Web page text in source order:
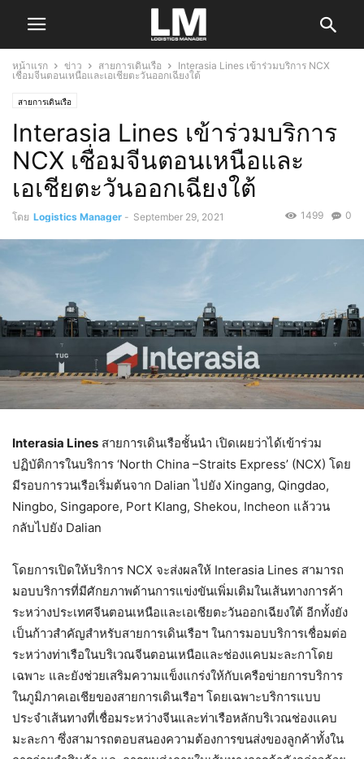
หน้าแรก ข่าว สายการเดินเรือ
Interasia Lines เข้าร่วมบริการ NCX
เชื่อมจีนตอนเหนือและเอเชียตะวันออกเฉียงใต้
สายการเดินเรือ
Interasia Lines เข้าร่วมบริการ
NCX เชื่อมจีนตอนเหนือและ
เอเชียตะวันออกเฉียงใต้
โดย Logistics Manager - September 29, 2021 0
1499
Interasia Lines สายการเดินเรือชั้นนำ เปิดเผยว่าได้เข้าร่วม
ปฏิบัติการในบริการ ‘North China –Straits Express’ (NCX) โดย
มีรอบการวนเรือเริ่มต้นจาก Dalian ไปยัง Xingang, Qingdao,
Ningbo, Singapore, Port Klang, Shekou, Incheon แล้ววน
กลับไปยัง Dalian
โดยการเปิดให้บริการ NCX จะส่งผลให้ Interasia Lines สามารถ
มอบบริการที่มีศักยภาพด้านการแข่งขันเพิ่มเติมในเส้นทางการค้า
ระหว่างประเทศจีนตอนเหนือและเอเชียตะวันออกเฉียงใต้ อีกทั้งยัง
เป็นก้าวสำคัญสำหรับสายการเดินเรือฯ ในการมอบบริการเชื่อมต่อ
ระหว่างท่าเรือในบริเวณจีนตอนเหนือและช่องแคบมะละกาโดย
เฉพาะ และยังช่วยเสริมความแข็งแกร่งให้กับเครือข่ายการบริการ
ในภูมิภาคเอเชียของสายการเดินเรือฯ โดยเฉพาะบริการแบบ
ประจำเส้นทางที่เชื่อมระหว่างจีนและท่าเรือหลักบริเวณช่องแคบ
มะละกา ซึ่งสามารถตอบสนองความต้องการขนส่งของลูกค้าทั้งใน